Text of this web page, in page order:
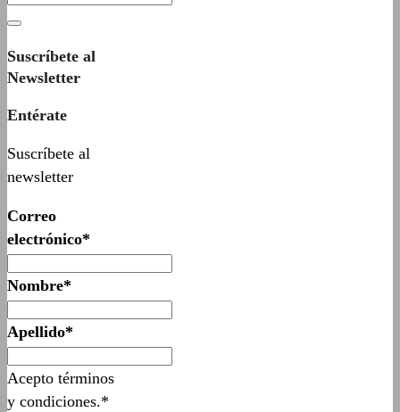
Suscríbete al
Newsletter
Entérate
Suscríbete al
newsletter
Correo
electrónico*
Nombre*
Apellido*
Acepto términos
y condiciones.*